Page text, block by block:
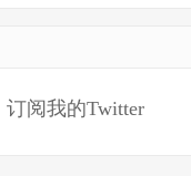
订阅我的Twitter